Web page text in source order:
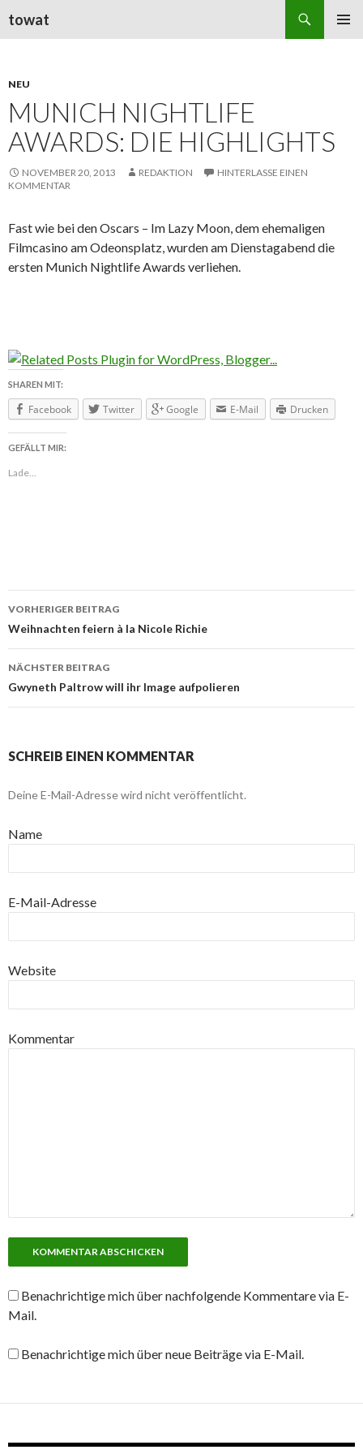
towat
NEU
MUNICH NIGHTLIFE
AWARDS: DIE HIGHLIGHTS
NOVEMBER 20, 2013 REDAKTION
HINTERLASSE EINEN
KOMMENTAR
Fast wie bei den Oscars – Im Lazy Moon, dem ehemaligen
Filmcasino am Odeonsplatz, wurden am Dienstagabend die
ersten Munich Nightlife Awards verliehen.
SHAREN MIT:
Facebook Twitter Google E-Mail Drucken
GEFÄLLT MIR:
Lade...
Beitragsnavigation
VORHERIGER BEITRAG
Weihnachten feiern à la Nicole Richie
NÄCHSTER BEITRAG
Gwyneth Paltrow will ihr Image aufpolieren
SCHREIB EINEN KOMMENTAR
Deine E-Mail-Adresse wird nicht veröffentlicht.
Name
E-Mail-Adresse
Website
Kommentar
Benachrichtige mich über nachfolgende Kommentare via E-
Mail.
Benachrichtige mich über neue Beiträge via E-Mail.